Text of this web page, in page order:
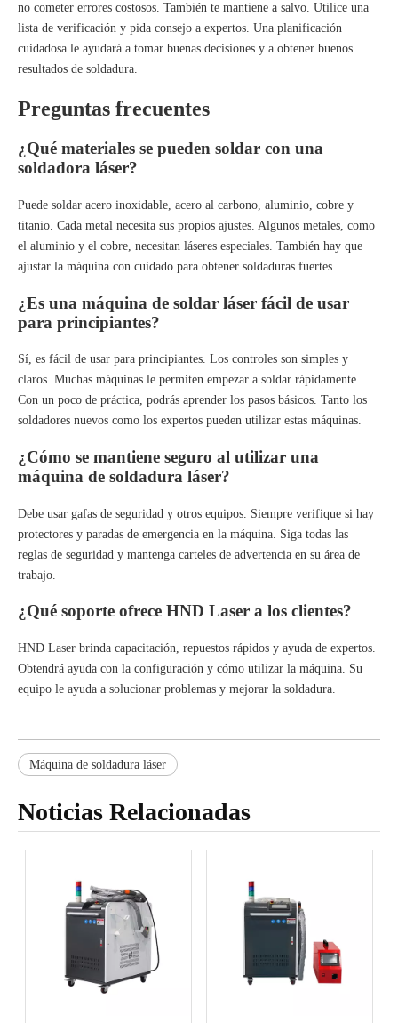
no cometer errores costosos. También te mantiene a salvo. Utilice una
lista de verificación y pida consejo a expertos. Una planificación
cuidadosa le ayudará a tomar buenas decisiones y a obtener buenos
resultados de soldadura.
Preguntas frecuentes
¿Qué materiales se pueden soldar con una
soldadora láser?
Puede soldar acero inoxidable, acero al carbono, aluminio, cobre y
titanio. Cada metal necesita sus propios ajustes. Algunos metales, como
el aluminio y el cobre, necesitan láseres especiales. También hay que
ajustar la máquina con cuidado para obtener soldaduras fuertes.
¿Es una máquina de soldar láser fácil de usar
para principiantes?
Sí, es fácil de usar para principiantes. Los controles son simples y
claros. Muchas máquinas le permiten empezar a soldar rápidamente.
Con un poco de práctica, podrás aprender los pasos básicos. Tanto los
soldadores nuevos como los expertos pueden utilizar estas máquinas.
¿Cómo se mantiene seguro al utilizar una
máquina de soldadura láser?
Debe usar gafas de seguridad y otros equipos. Siempre verifique si hay
protectores y paradas de emergencia en la máquina. Siga todas las
reglas de seguridad y mantenga carteles de advertencia en su área de
trabajo.
¿Qué soporte ofrece HND Laser a los clientes?
HND Laser brinda capacitación, repuestos rápidos y ayuda de expertos.
Obtendrá ayuda con la configuración y cómo utilizar la máquina. Su
equipo le ayuda a solucionar problemas y mejorar la soldadura.
Máquina de soldadura láser
Noticias Relacionadas